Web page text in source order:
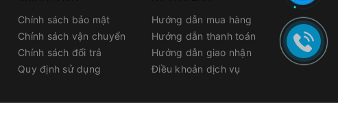
Chính sách bảo mật
Chính sách vận chuyển
Chính sách đổi trả
Quy định sử dụng
Hướng dẫn mua hàng
Hướng dẫn thanh toán
Hướng dẫn giao nhận
Điều khoản dịch vụ